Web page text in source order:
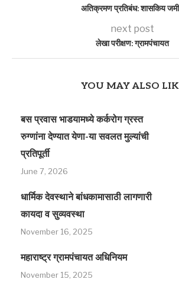
अतिक्रमण प्रतिबंध: शासकिय
next post
लेखा परीक्षण: ग्रामपंचायत
YOU MAY ALSO
बस प्रवास भाडयामध्ये कर्करोग ग्रस्त
रुग्णांना देण्यात येणा-या सवलत मुल्यांची
प्रतिपूर्ती
June 7, 2026
धार्मिक देवस्थाने बांधकामासाठी लागणारी
कायदा व सुव्यवस्था
November 16, 2025
महाराष्ट्र ग्रामपंचायत अधिनियम
November 15, 2025